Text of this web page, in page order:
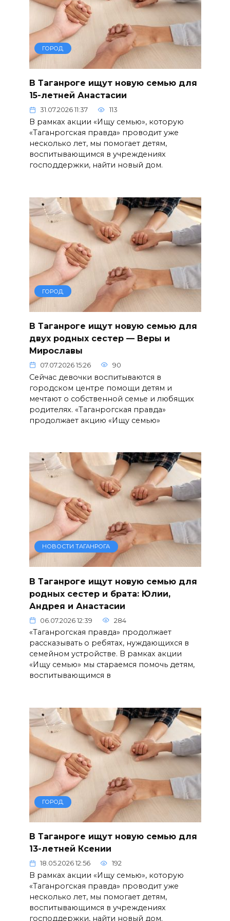
ГОРОД
В Таганроге ищут новую семью для
15-летней Анастасии
31.07.2026 11:37 113
В рамках акции «Ищу семью», которую
«Таганрогская правда» проводит уже
несколько лет, мы помогает детям,
воспитывающимся в учреждениях
господдержки, найти новый дом.
ГОРОД
В Таганроге ищут новую семью для
двух родных сестер — Веры и
Мирославы
07.07.2026 15:26 90
Сейчас девочки воспитываются в
городском центре помощи детям и
мечтают о собственной семье и любящих
родителях. «Таганрогская правда»
продолжает акцию «Ищу семью»
НОВОСТИ ТАГАНРОГА
В Таганроге ищут новую семью для
родных сестер и брата: Юлии,
Андрея и Анастасии
06.07.2026 12:39 284
«Таганрогская правда» продолжает
рассказывать о ребятах, нуждающихся в
семейном устройстве. В рамках акции
«Ищу семью» мы стараемся помочь детям,
воспитывающимся в
ГОРОД
В Таганроге ищут новую семью для
13-летней Ксении
18.05.2026 12:56 192
В рамках акции «Ищу семью», которую
«Таганрогская правда» проводит уже
несколько лет, мы помогает детям,
воспитывающимся в учреждениях
господдержки, найти новый дом.